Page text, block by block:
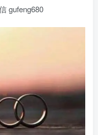
gufeng680